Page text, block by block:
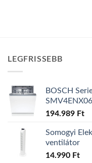
LEGFRISSEBB
BOSCH
194.989 Ft
Somogyi
ventilátor
14.990 Ft